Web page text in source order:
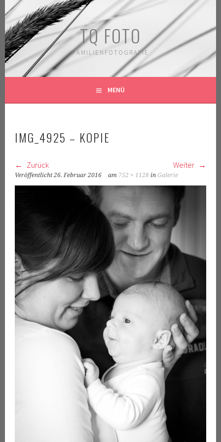
Springe
zum
Inhalt
TQ FOTO
FAMILIENFOTOGRAFIE
MENÜ
IMG_4925 – KOPIE
Zurück Weiter
Veröffentlicht26. Februar 2016 am 752 × 1128 inGalerie